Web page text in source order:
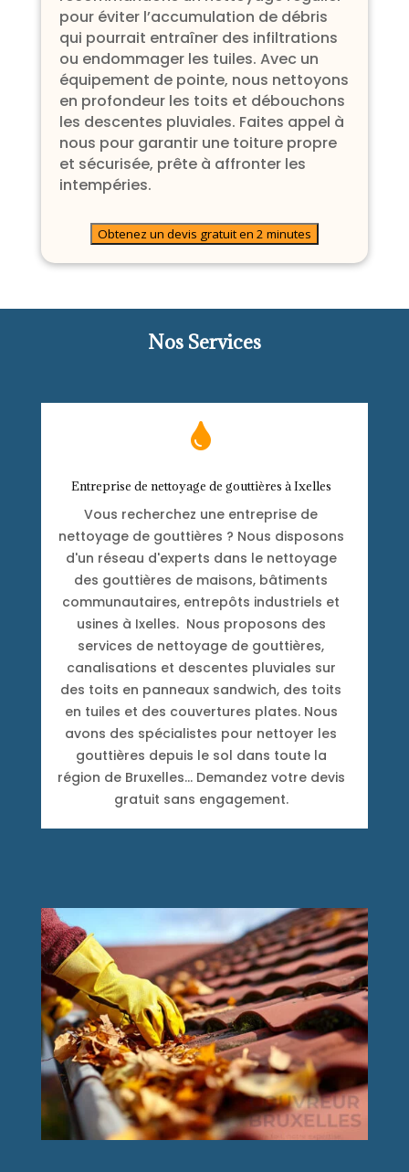
pour éviter l’accumulation de débris
qui pourrait entraîner des infiltrations
ou endommager les tuiles. Avec un
équipement de pointe, nous nettoyons
en profondeur les toits et débouchons
les descentes pluviales. Faites appel à
nous pour garantir une toiture propre
et sécurisée, prête à affronter les
intempéries.
Obtenez un devis gratuit en 2 minutes
Nos Services

Entreprise de nettoyage de gouttières à Ixelles
Vous recherchez une entreprise de
nettoyage de gouttières ? Nous disposons
d'un réseau d'experts dans le nettoyage
des gouttières de maisons, bâtiments
communautaires, entrepôts industriels et
usines à Ixelles. Nous proposons des
services de nettoyage de gouttières,
canalisations et descentes pluviales sur
des toits en panneaux sandwich, des toits
en tuiles et des couvertures plates. Nous
avons des spécialistes pour nettoyer les
gouttières depuis le sol dans toute la
région de Bruxelles… Demandez votre devis
gratuit sans engagement.